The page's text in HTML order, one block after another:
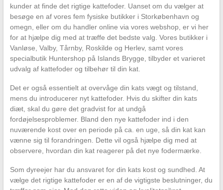
kunder at finde det rigtige kattefoder. Uanset om du vælger at
besøge en af vores fem fysiske butikker i Storkøbenhavn og
omegn, eller om du handler online via vores webshop, er vi her
for at hjælpe dig med at træffe det bedste valg. Vores butikker i
Vanløse, Valby, Tårnby, Roskilde og Herlev, samt vores
specialbutik Huntershop på Islands Brygge, tilbyder et varieret
udvalg af kattefoder og tilbehør til din kat.
Det er også essentielt at overvåge din kats vægt og tilstand,
mens du introducerer nyt kattefoder. Hvis du skifter din kats
diæt, skal du gøre det gradvist for at undgå
fordøjelsesproblemer. Bland den nye kattefoder ind i den
nuværende kost over en periode på ca. en uge, så din kat kan
vænne sig til forandringen. Dette vil også hjælpe dig med at
observere, hvordan din kat reagerer på det nye fodermærke.
Som dyreejer har du ansvaret for din kats kost og sundhed. At
vælge det rigtige kattefoder er en af de vigtigste beslutninger, du